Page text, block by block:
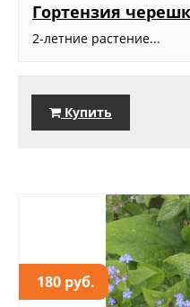
Гортензия
2-летние растение...
Купить
180 руб.